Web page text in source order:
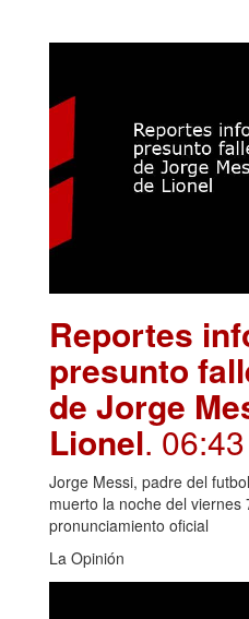
Reportes
presunto
de Jorge
Lionel. 06:43
Jorge Messi, padre del
muerto la noche del
pronunciamiento oficial
La Opinión